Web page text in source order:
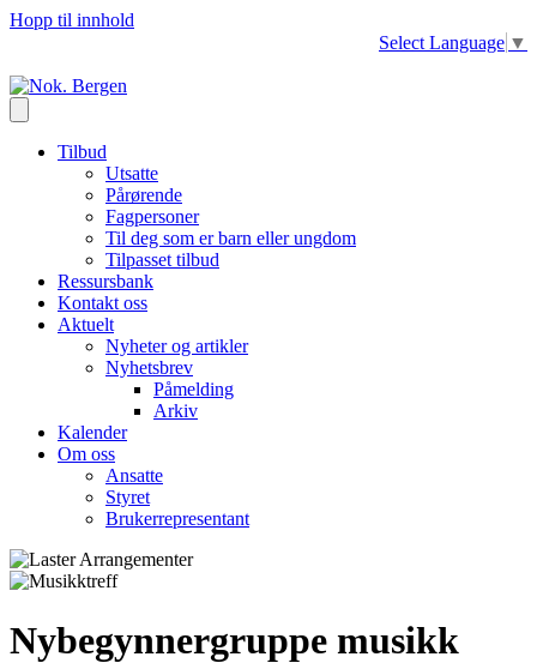
Hopp til innhold
Select Language ▼
Tilbud
Utsatte
Pårørende
Fagpersoner
Til deg som er barn eller ungdom
Tilpasset tilbud
Ressursbank
Kontakt oss
Aktuelt
Nyheter og artikler
Nyhetsbrev
Påmelding
Arkiv
Kalender
Om oss
Ansatte
Styret
Brukerrepresentant
Nybegynnergruppe musikk